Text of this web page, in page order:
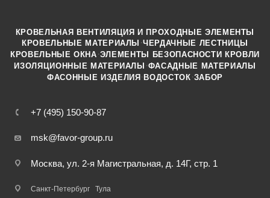
+7 (495) 150-90-87
msk@favor-group.ru
Москва, ул. 2-я Магистральная, д. 14Г, стр. 1
Санкт-Петербург Тула
КРОВЕЛЬНАЯ ВЕНТИЛЯЦИЯ И ПРОХОДНЫЕ ЭЛЕМЕНТЫ
КРОВЕЛЬНЫЕ МАТЕРИАЛЫ ·ЧЕРДАЧНЫЕ ЛЕСТНИЦЫ
КРОВЕЛЬНЫЕ ОКНА ·ЭЛЕМЕНТЫ БЕЗОПАСНОСТИ КРОВЛИ
ИЗОЛЯЦИОННЫЕ МАТЕРИАЛЫ ·ФАСАДНЫЕ МАТЕРИАЛЫ
ФАСОННЫЕ ИЗДЕЛИЯ ·ВОДОСТОК ·ЗАБОР